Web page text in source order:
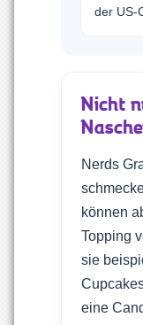
der US-
Nicht
Nerds
können
Topping
sie
eine